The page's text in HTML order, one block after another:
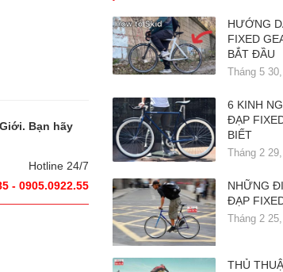
Bạn hãy
Hotline 24/7
- 0905.0922.55
HƯỚNG
FIXED
BẮT ĐẦU
Tháng 5
6 KINH
ĐẠP
BIẾT
Tháng 2
NHỮNG
ĐẠP
Tháng 2
THỦ